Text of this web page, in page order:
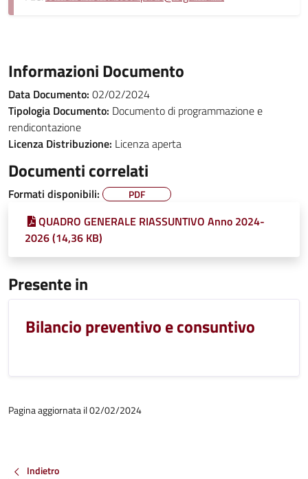
Informazioni Documento
Data Documento: 02/02/2024
Tipologia Documento: Documento di programmazione e
rendicontazione
Licenza Distribuzione: Licenza aperta
Documenti correlati
Formati disponibili: PDF
QUADRO GENERALE RIASSUNTIVO Anno 2024-
2026 (14,36 KB)
Presente in
Bilancio preventivo e consuntivo
Pagina aggiornata il 02/02/2024
Indietro